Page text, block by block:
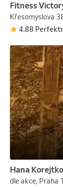
Fitness
Křesomyslova
4.88
Hana
dle akce, Praha